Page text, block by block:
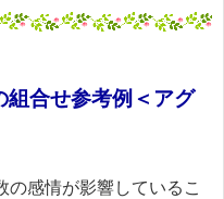
組合せ参考例＜アグ
の感情が影響しているこ